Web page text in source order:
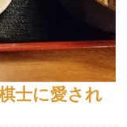
士に愛され